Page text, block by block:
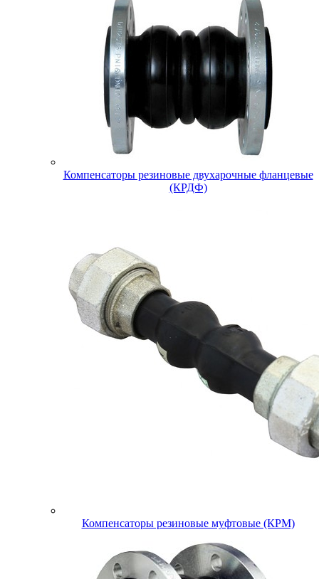
Компенсаторы резиновые двухарочные фланцевые
(КРДФ)
Компенсаторы резиновые муфтовые (КРМ)